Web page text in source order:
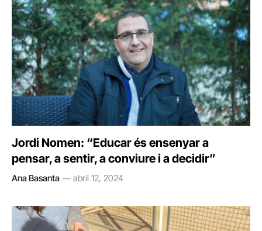
Jordi Nomen: “Educar és ensenyar a
pensar, a sentir, a conviure i a decidir”
Ana Basanta abril 12, 2024